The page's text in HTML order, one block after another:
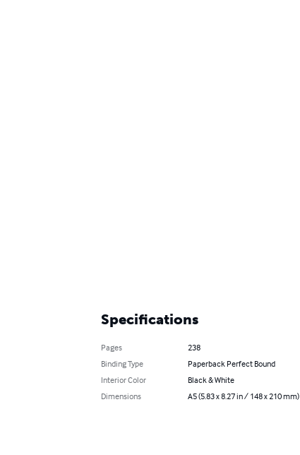
Specifications
Pages
238
Binding Type
Paperback Perfect Bound
Interior Color
Black & White
Dimensions
A5 (5.83 x 8.27 in / 148 x 210 mm)